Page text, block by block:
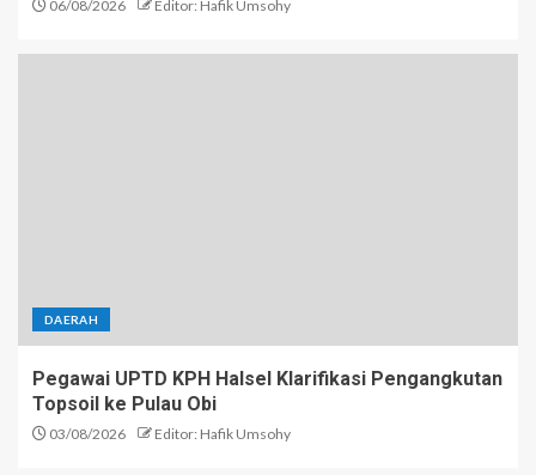
06/08/2026 Editor: Hafik Umsohy
DAERAH
Pegawai UPTD KPH Halsel Klarifikasi Pengangkutan
Topsoil ke Pulau Obi
03/08/2026 Editor: Hafik Umsohy